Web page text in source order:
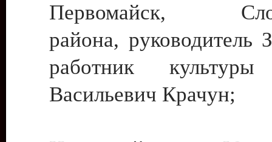
Первомайск,
района, руководитель
работник культуры
Васильевич Крачун;